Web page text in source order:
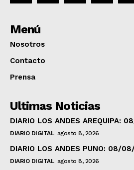
Menú
Nosotros
Contacto
Prensa
Ultimas Noticias
DIARIO LOS ANDES AREQUIPA:
DIARIO DIGITAL agosto 8, 2026
DIARIO LOS ANDES PUNO: 08/
DIARIO DIGITAL agosto 8, 2026